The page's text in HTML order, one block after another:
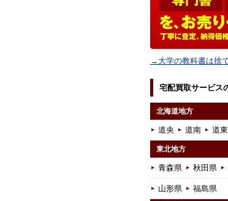
→大学の教科書は捨
宅配買取サービス
北海道地方
道央 道南 道東
東北地方
青森県 秋田県
山形県 福島県